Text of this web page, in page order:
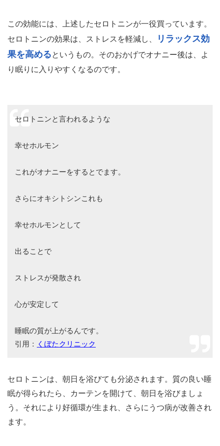
この効能には、上述したセロトニンが一役買っています。
セロトニンの効果は、ストレスを軽減し、
リラックス効
果を高めるというもの。そのおかげでオナニー後は、よ
り眠りに入りやすくなるのです。
セロトニンと言われるような
幸せホルモン
これがオナニーをするとでます。
さらにオキシトシンこれも
幸せホルモンとして
出ることで
ストレスが発散され
心が安定して
睡眠の質が上がるんです。
引用： くぼたクリニック
セロトニンは、朝日を浴びても分泌されます。質の良い睡
眠が得られたら、カーテンを開けて、朝日を浴びましょ
う。それにより好循環が生まれ、さらにうつ病が改善され
ます。